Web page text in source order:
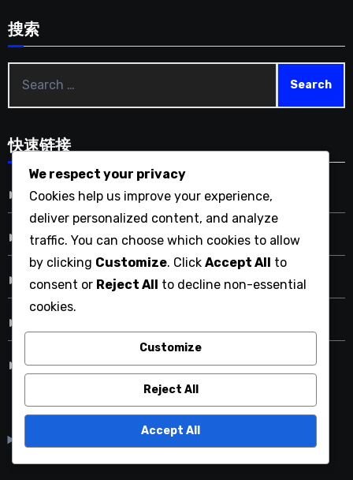
搜索
快速链接
Cookie 偏好设置
关于我们
条款与条件
隐私政策
We respect your privacy
Cookies help us improve your experience,
deliver personalized content, and analyze
traffic. You can choose which cookies to allow
by clicking Customize. Click Accept All to
consent or Reject All to decline non-essential
cookies.
Customize
Reject All
Accept All